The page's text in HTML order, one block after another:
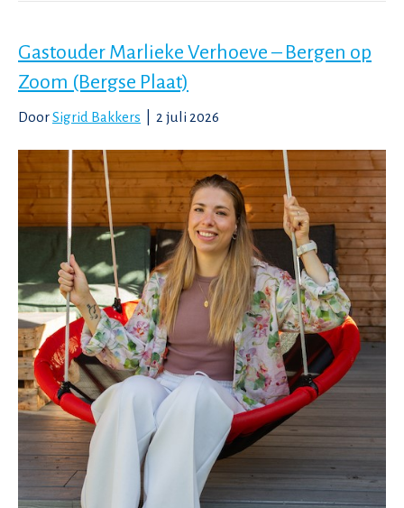
Gastouder Marlieke Verhoeve – Bergen op
Zoom (Bergse Plaat)
DoorSigrid Bakkers 2 juli 2026